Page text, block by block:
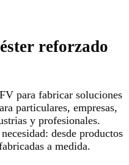
reforzado
para fabricar soluciones
particulares, empresas,
y profesionales.
desde productos
a medida.